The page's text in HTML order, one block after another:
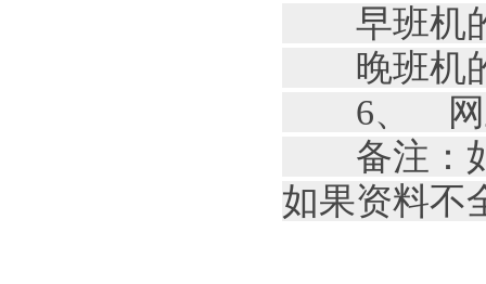
早班机的
晚班机的
6、 网上
备注：如
如果资料不